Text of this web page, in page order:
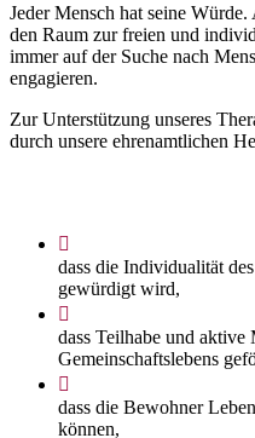
Jeder Mensch hat seine
den Raum zur freien und
immer auf der Suche nach
engagieren.
Zur Unterstützung unseres
durch unsere ehrenamtlichen
dass die Individualität
gewürdigt wird,
dass Teilhabe und aktive
Gemeinschaftslebens
dass die Bewohner
können,